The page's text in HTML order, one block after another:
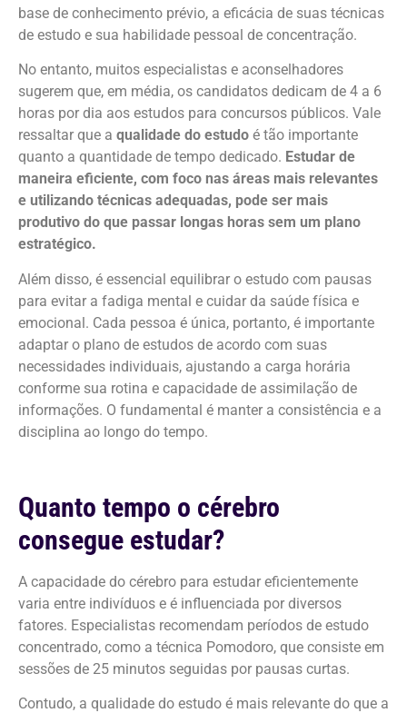
base de conhecimento prévio, a eficácia de suas técnicas
de estudo e sua habilidade pessoal de concentração.
No entanto, muitos especialistas e aconselhadores
sugerem que, em média, os candidatos dedicam de 4 a 6
horas por dia aos estudos para concursos públicos. Vale
ressaltar que a qualidade do estudo é tão importante
quanto a quantidade de tempo dedicado. Estudar de
maneira eficiente, com foco nas áreas mais relevantes
e utilizando técnicas adequadas, pode ser mais
produtivo do que passar longas horas sem um plano
estratégico.
Além disso, é essencial equilibrar o estudo com pausas
para evitar a fadiga mental e cuidar da saúde física e
emocional. Cada pessoa é única, portanto, é importante
adaptar o plano de estudos de acordo com suas
necessidades individuais, ajustando a carga horária
conforme sua rotina e capacidade de assimilação de
informações. O fundamental é manter a consistência e a
disciplina ao longo do tempo.
Quanto tempo o cérebro
consegue estudar?
A capacidade do cérebro para estudar eficientemente
varia entre indivíduos e é influenciada por diversos
fatores. Especialistas recomendam períodos de estudo
concentrado, como a técnica Pomodoro, que consiste em
sessões de 25 minutos seguidas por pausas curtas.
Contudo, a qualidade do estudo é mais relevante do que a